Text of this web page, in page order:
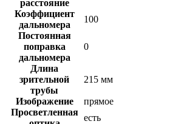
расстояние
Коэффициент
дальномера
100
Постоянная
поправка
дальномера
0
Длина
зрительной
трубы
215 мм
Изображение
прямое
Просветленная
есть